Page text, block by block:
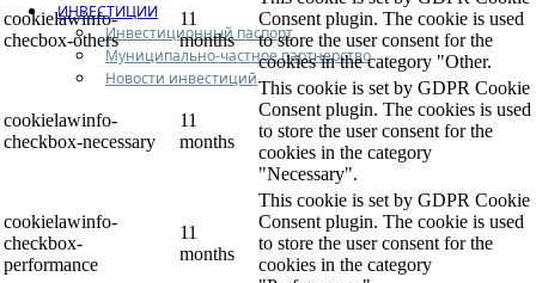
ИНВЕСТИЦИИ
Инвестиционный паспорт
Муниципально-частное партнерство
Новости инвестиций
cookielawinfo-
checbox-others
11
months
Consent plugin. The cookie is used
to store the user consent for the
cookies in the category "Other.
cookielawinfo-
checkbox-necessary
11
months
This cookie is set by GDPR Cookie
Consent plugin. The cookies is used
to store the user consent for the
cookies in the category
"Necessary".
cookielawinfo-
checkbox-
performance
11
months
This cookie is set by GDPR Cookie
Consent plugin. The cookie is used
to store the user consent for the
cookies in the category